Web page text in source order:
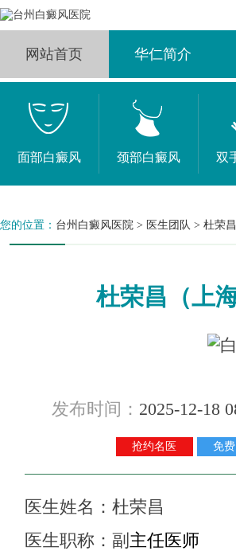
网站首页 华仁简介
面部白癜风 颈部白癜风 双
您的位置： 台州白癜风医院 > 医生团队 > 杜荣
杜荣昌（上
发布时间： 2025-12-18
抢约名医 免
医生姓名：杜荣昌
医生职称：副 主任医师